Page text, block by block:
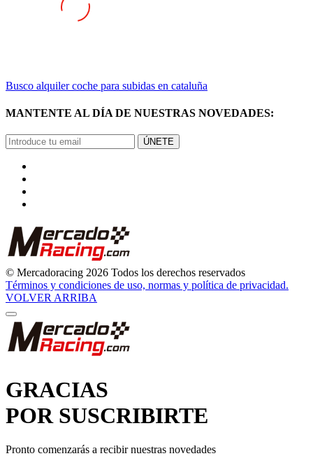
Busco alquiler coche para subidas en cataluña
MANTENTE AL DÍA DE NUESTRAS NOVEDADES:
ÚNETE
© Mercadoracing 2026 Todos los derechos reservados
Términos y condiciones de uso, normas y política de privacidad.
VOLVER ARRIBA
GRACIAS
POR SUSCRIBIRTE
Pronto comenzarás a recibir nuestras novedades